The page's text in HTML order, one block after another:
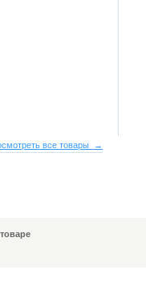
все товары →